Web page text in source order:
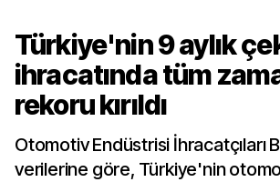
Türkiye'nin 9 aylık
ihracatında tüm
rekoru kırıldı
Otomotiv Endüstrisi İhracatçıları
verilerine göre, Türkiye'nin